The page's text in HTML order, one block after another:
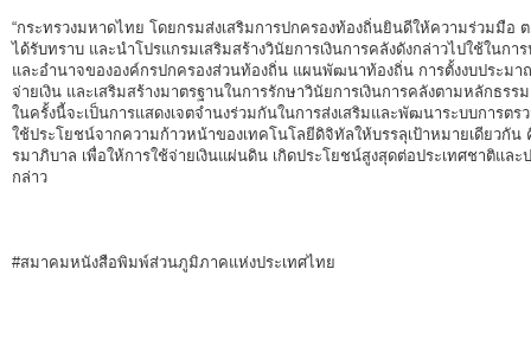
รู้จัก สตง. กับน้องออดิต
คำถามที่พบบ่อย
ดาวน์โหลดเอกสาร
คำวินิจฉัยความผิดวินัยการเงินการคลัง
“กระทรวงมหาดไทย โดยกรมส่งเสริมการปกครองท้องถิ่นยินดีให้ความร่วมมื
ได้รับทราบ และนำโปรแกรมเสริมสร้างวินัยการเงินการคลังดังกล่าวไปใช้ในก
และอำนาจขององค์กรปกครองส่วนท้องถิ่น แผนพัฒนาท้องถิ่น การตั้งงบประม
จ่ายเงิน และเสริมสร้างมาตรฐานในการรักษาวินัยการเงินการคลังตามหลักธ
ในครั้งนี้จะเป็นการแสดงเจตจำนงร่วมกันในการส่งเสริมและพัฒนาระบบการต
ใช้ประโยชน์จากความก้าวหน้าของเทคโนโลยีดิจิทัลให้บรรลุเป้าหมายเดียวกัน
รมาภิบาล เพื่อให้การใช้จ่ายเงินแผ่นดิน เกิดประโยชน์สูงสุดต่อประเทศชาติแล
กล่าว
#สมาคมหนังสือพิมพ์ส่วนภูมิภาคแห่งประเทศไทย